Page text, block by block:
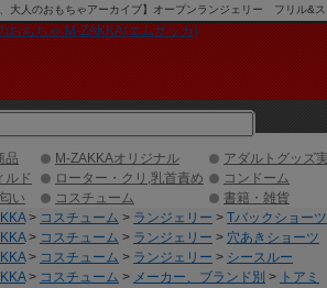
、大人のおもちゃアーカイブ】オープンランジェリー フリル&
品 M-ZAKKAオリジナル
アダルトグッズ
ルド
ローター・クリ,乳首責め
コンドーム
い
コスチューム
書籍・雑貨
> コスチューム > ランジェリー > Tバックショーツ
> コスチューム > ランジェリー > 穴あきショーツ
> コスチューム > ランジェリー > シースルー
> コスチューム > メーカー、ブランド別 > トアミ